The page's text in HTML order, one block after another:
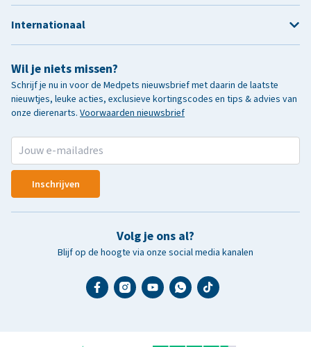
Wil je niets missen?
Schrijf je nu in voor de Medpets nieuwsbrief met daarin de laatste
nieuwtjes, leuke acties, exclusieve kortingscodes en tips & advies van
onze dierenarts. Voorwaarden nieuwsbrief
Inschrijven
Volg je ons al?
Blijf op de hoogte via onze social media kanalen
Internationaal